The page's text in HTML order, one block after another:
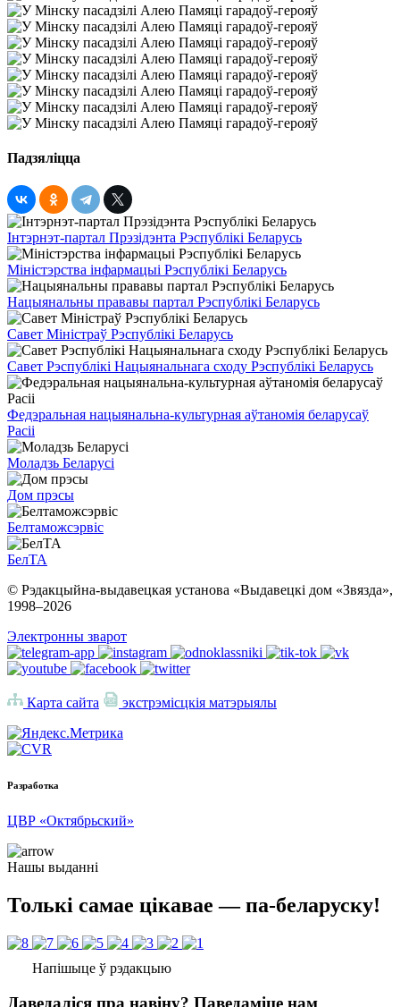
Падзяліцца
Інтэрнэт-партал Прэзідэнта Рэспублікі Беларусь
Міністэрства інфармацыі Рэспублікі Беларусь
Нацыянальны прававы партал Рэспублікі Беларусь
Савет Міністраў Рэспублікі Беларусь
Савет Рэспублікі Нацыянальнага сходу Рэспублікі Беларусь
Федэральная нацыянальна-культурная аўтаномія беларусаў
Расіі
Моладзь Беларусі
Дом прэсы
Белтаможсэрвіс
БелТА
© Рэдакцыйна-выдавецкая установа «Выдавецкі дом «Звязда»,
1998–2026
Электронны зварот
Карта сайта экстрэмісцкія матэрыялы
Разработка
ЦВР «Октябрьский»
Нашы выданні
Толькі самае цікавае — па-беларуску!
Напішыце ў рэдакцыю
Даведаліся пра навіну? Паведаміце нам